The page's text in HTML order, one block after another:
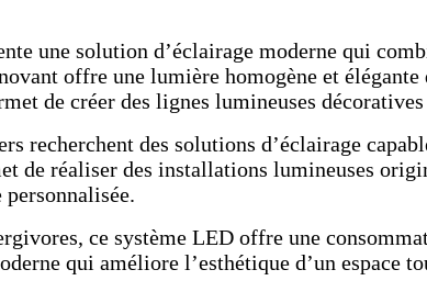
une solution d’éclairage moderne qui
offre une lumière homogène et
de créer des lignes lumineuses
recherchent des solutions d’éclairage
de réaliser des installations lumineuses
ce système LED offre une
qui améliore l’esthétique d’un espace